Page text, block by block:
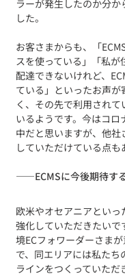
ラーが発生したのか分
した。
お客さまからも、「
スを使っている」「私
配達できないけれど、
ている」といったお声
く、その先で利用され
いるようです。今はコ
中だと思いますが、他
していただけている点も
——ECMSに今後期待す
欧米やオセアニアとい
強化していただきたい
境ECフォワーダーさま
で、同エリアには私た
ラインをつくっていただ